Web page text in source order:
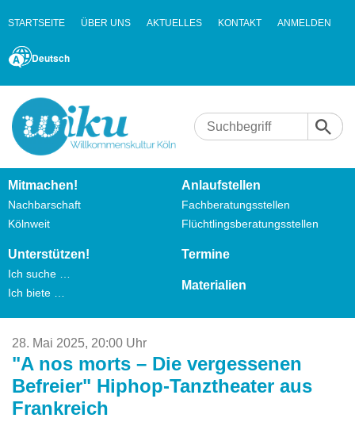
STARTSEITE ÜBER UNS AKTUELLES KONTAKT ANMELDEN
Deutsch
Mitmachen!
Nachbarschaft
Kölnweit
Anlaufstellen
Fachberatungsstellen
Flüchtlingsberatungsstellen
Unterstützen!
Ich suche …
Ich biete …
Termine
Materialien
28. Mai 2025, 20:00 Uhr
"A nos morts – Die vergessenen
Befreier" Hiphop-Tanztheater aus
Frankreich